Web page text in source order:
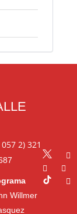
2) 321
Willmer